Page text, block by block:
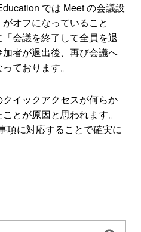
では Meet の会議設
オフになっていること
会議を終了して全員を退
者が退出後、再び会議へ
ております。
イックアクセスが何らか
とが原因と思われます。
項に対応することで確実に